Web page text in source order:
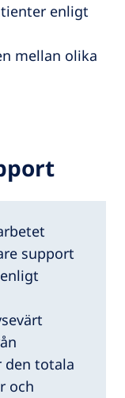
enligt
mellan olika
support
totala
och